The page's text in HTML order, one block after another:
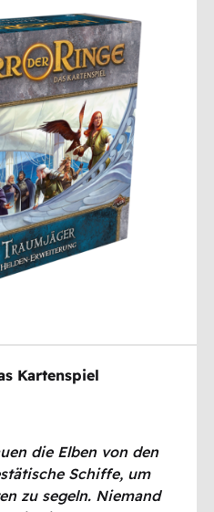
Kartenspiel
die Elben von den
Schiffe, um
zu segeln. Niemand